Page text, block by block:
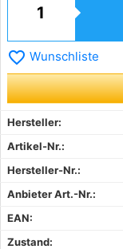
favorite_border Wunschliste
Hersteller:
Artikel-Nr.:
Hersteller-Nr.:
Anbieter Art.-Nr.:
EAN:
Zustand: